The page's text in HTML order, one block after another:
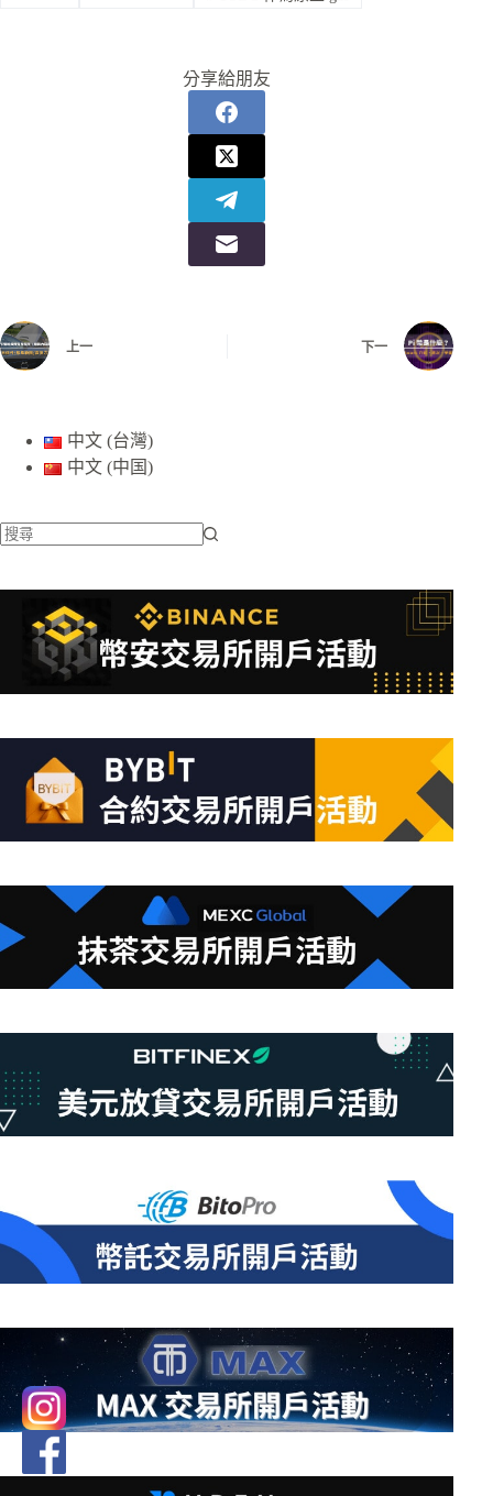
分享給朋友
上一 下一
中文 (台灣)
中文 (中国)
不
條
的